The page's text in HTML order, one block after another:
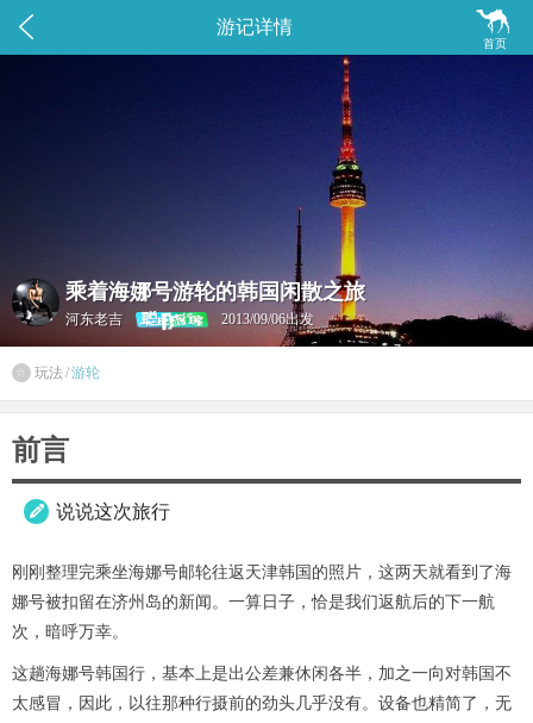
 
首页
游记详情
乘着海娜号游轮的韩国闲散之旅
河东老吉 2013/09/06出发
 玩法 /游轮
前言
 说说这次旅行
刚刚整理完乘坐海娜号邮轮往返天津韩国的照片，这两天就看到了海
娜号被扣留在济州岛的新闻。一算日子，恰是我们返航后的下一航
次，暗呼万幸。
这趟海娜号韩国行，基本上是出公差兼休闲各半，加之一向对韩国不
太感冒，因此，以往那种行摄前的劲头几乎没有。设备也精简了，无